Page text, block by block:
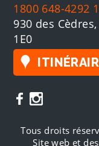
1800 648-4292
930 des
1E0
Tous droits
Site web et